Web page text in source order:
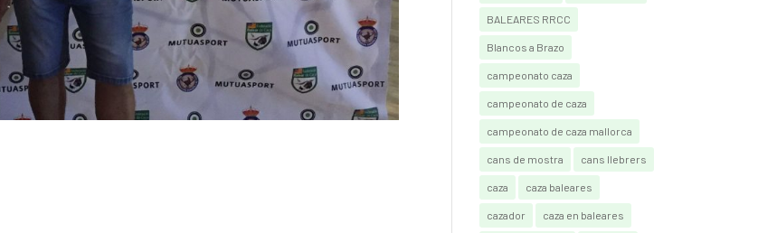
BALEARES RRCC
Blancos a Brazo
campeonato caza
campeonato de caza
campeonato de caza mallorca
cans de mostra cans llebrers
caza caza baleares
cazador caza en baleares